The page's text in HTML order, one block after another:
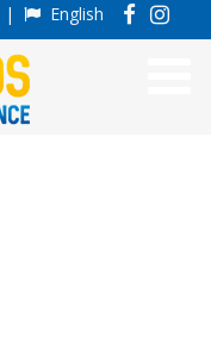
| English